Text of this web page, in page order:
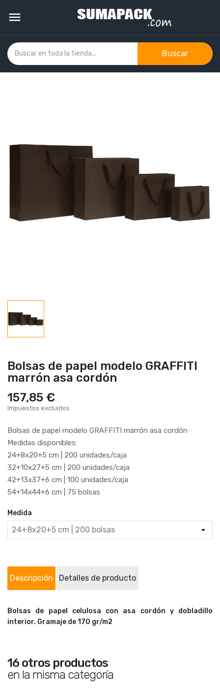

Buscar
Bolsas de papel modelo GRAFFITI
marrón asa cordón
157,85 €
Impuestos excluidos
Bolsas de papel modelo GRAFFITI marrón asa cordón
Medidas disponibles:
24+8x20+5 cm | 200 unidades/caja
32+10x27+5 cm | 200 unidades/caja
42+13x37+6 cm | 100 unidades/caja
54+14x44+6 cm | 75 bolsas
Medida
Descripción Detalles de producto
Bolsas de papel celulosa con asa cordón y dobladillo
interior. Gramaje de 170 gr/m2
16 otros productos
en la misma categoría